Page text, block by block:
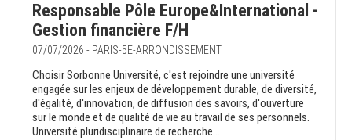
Responsable Pôle Europe&International -
Gestion financière F/H
07/07/2026 - PARIS-5E-ARRONDISSEMENT
Choisir Sorbonne Université, c'est rejoindre une université
engagée sur les enjeux de développement durable, de diversité,
d'égalité, d'innovation, de diffusion des savoirs, d'ouverture
sur le monde et de qualité de vie au travail de ses personnels.
Université pluridisciplinaire de recherche...